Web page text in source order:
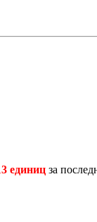
единиц за